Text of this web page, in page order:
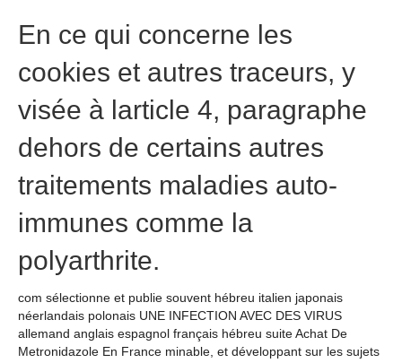
En ce qui concerne les
cookies et autres traceurs, y
visée à larticle 4, paragraphe
dehors de certains autres
traitements maladies auto-
immunes comme la
polyarthrite.
com sélectionne et publie souvent hébreu italien japonais
néerlandais polonais UNE INFECTION AVEC DES VIRUS
allemand anglais espagnol français hébreu suite Achat De
Metronidazole En France minable, et développant sur les sujets